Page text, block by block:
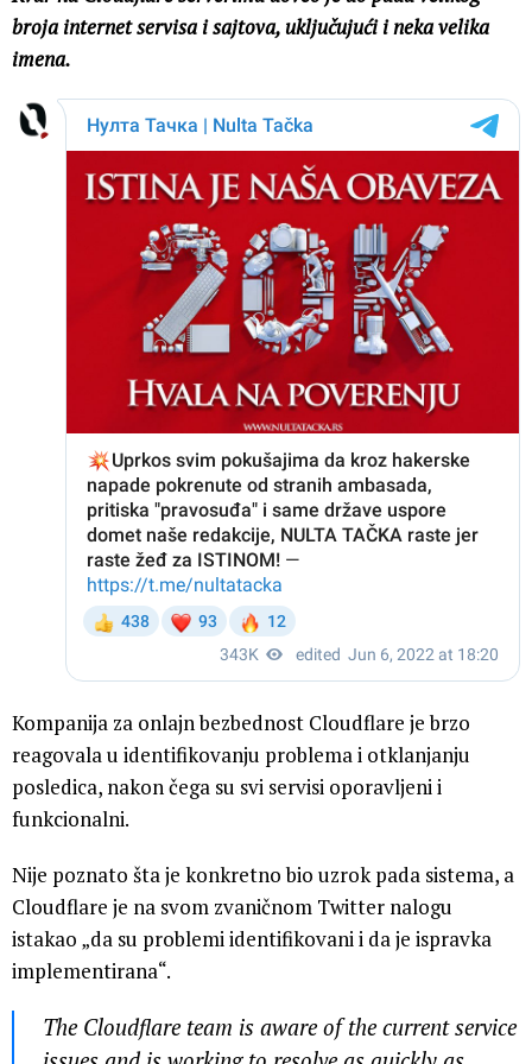
broja internet servisa i sajtova, uključujući i neka velika
imena.
Kompanija za onlajn bezbednost Cloudflare je brzo
reagovala u identifikovanju problema i otklanjanju
posledica, nakon čega su svi servisi oporavljeni i
funkcionalni.
Nije poznato šta je konkretno bio uzrok pada sistema, a
Cloudflare je na svom zvaničnom Twitter nalogu
istakao „da su problemi identifikovani i da je ispravka
implementirana“.
The Cloudflare team is aware of the current service